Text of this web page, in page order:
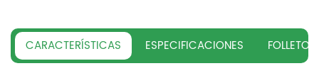
CARACTERÍSTICAS ESPECIFICACIONES FOLLETO